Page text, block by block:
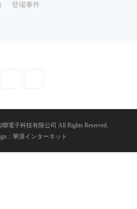
登場事件
電子科技有限公司 All Rights Reserved.
：華漢インターネット